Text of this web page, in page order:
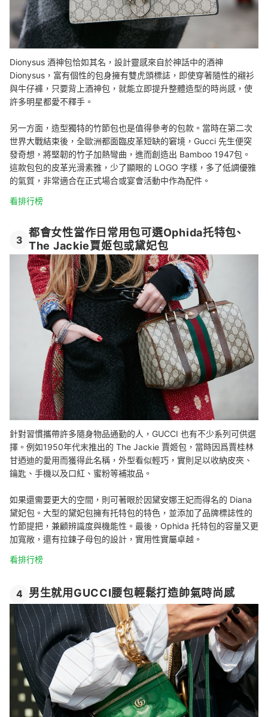
Dionysus 酒神包恰如其名，設計靈感來自於神話中的酒神
Dionysus，富有個性的包身擁有雙虎頭標誌，即使穿著隨性的襯衫
與牛仔褲，只要背上酒神包，就能立即提升整體造型的時尚感，使
許多明星都愛不釋手。
另一方面，造型獨特的竹節包也是值得參考的包款。當時在第二次
世界大戰結束後，全歐洲都面臨皮革短缺的窘境，Gucci 先生便突
發奇想，將堅韌的竹子加熱彎曲，進而創造出 Bamboo 1947包。
這款包包的皮革光滑素雅，少了顯眼的 LOGO 字樣，多了低調優雅
的氣質，非常適合在正式場合或宴會活動中作為配件。
看排行榜
3
都會女性當作日常用包可選Ophida托特包、
The Jackie賈姬包或黛妃包
針對習慣攜帶許多隨身物品通勤的人，GUCCI 也有不少系列可供選
擇。例如1950年代末推出的 The Jackie 賈姬包，當時因爲賈桂林
甘迺迪的愛用而獲得此名稱，外型看似輕巧，實則足以收納皮夾、
鑰匙、手機以及口紅、蜜粉等補妝品。
如果還需要更大的空間，則可著眼於因黛安娜王妃而得名的 Diana
黛妃包。大型的黛妃包擁有托特包的特色，並添加了品牌標誌性的
竹節提把，兼顧辨識度與機能性。最後，Ophida 托特包的容量又更
加寬敞，還有拉鍊子母包的設計，實用性實屬卓越。
看排行榜
4 男生就用GUCCI腰包輕鬆打造帥氣時尚感